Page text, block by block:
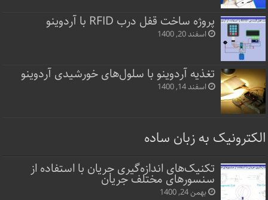
پروژه ساخت قفل‌ درب RFID با آردوینو
اسفند 20, 1400
تغذیه آردوینو با سلول‌های خورشیدی آردوینو
اسفند 14, 1400
الکترونیک به زبان ساده
تکنیک‌های اندازه‌گیری جریان با استفاده از
سنسورهای مختلف جریان
بهمن 24, 1400